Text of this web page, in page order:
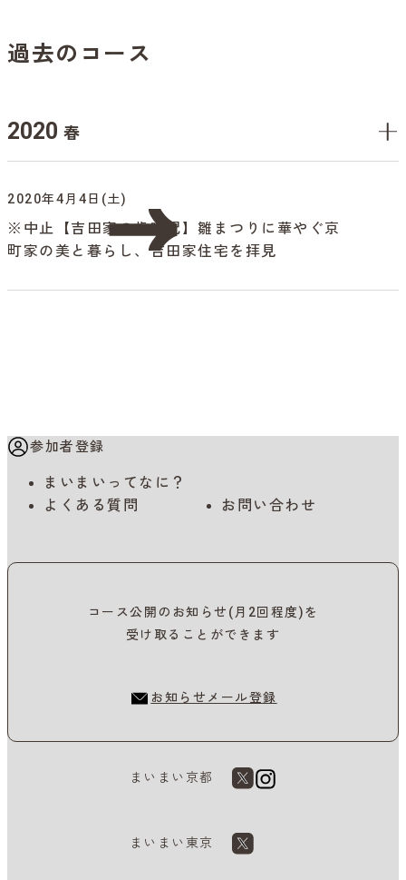
過去のコース
2020 春
2020年4月4日(土)
※中止【吉田家の歳時記】雛まつりに華やぐ京
町家の美と暮らし、吉田家住宅を拝見
参加者登録
まいまいってなに？
よくある質問
お問い合わせ
コース公開のお知らせ(月2回程度)を
受け取ることができます
お知らせメール登録
まいまい京都
まいまい東京